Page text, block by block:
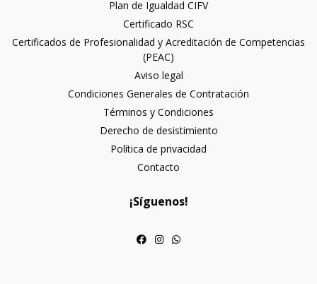
Plan de Igualdad CIFV
Certificado RSC
Certificados de Profesionalidad y Acreditación de Competencias
(PEAC)
Aviso legal
Condiciones Generales de Contratación
Términos y Condiciones
Derecho de desistimiento
Política de privacidad
Contacto
¡Síguenos!